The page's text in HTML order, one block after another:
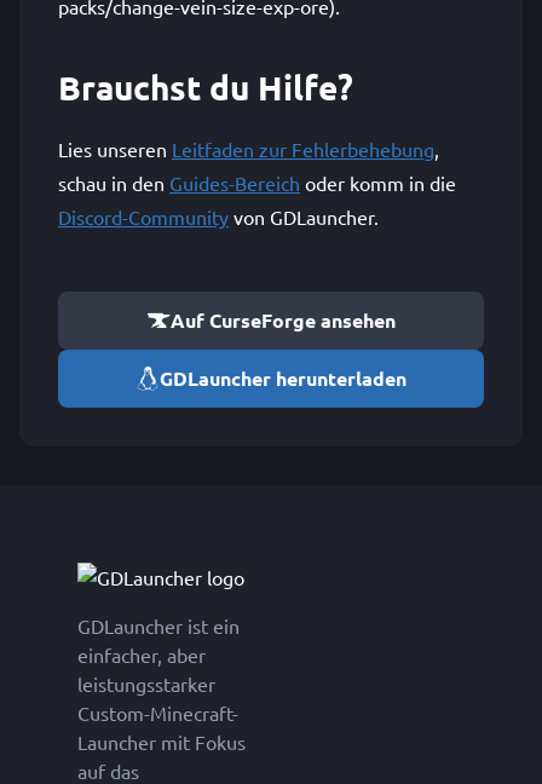
packs/change-vein-size-exp-ore).
Brauchst du Hilfe?
Lies unseren Leitfaden zur Fehlerbehebung,
schau in den Guides-Bereich oder komm in die
Discord-Community von GDLauncher.
Auf CurseForge ansehen
GDLauncher herunterladen
GDLauncher ist ein
einfacher, aber
leistungsstarker
Custom-Minecraft-
Launcher mit Fokus
auf das